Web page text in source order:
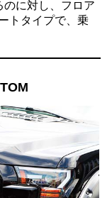
のに対し、フロア
トタイプで、乗